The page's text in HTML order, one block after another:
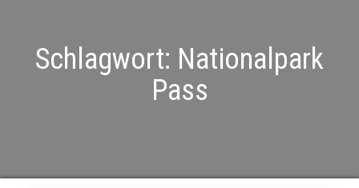
Schlagwort: Nationalpark
Pass